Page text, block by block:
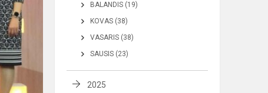
BALANDIS (19)
KOVAS (38)
VASARIS (38)
SAUSIS (23)
2025